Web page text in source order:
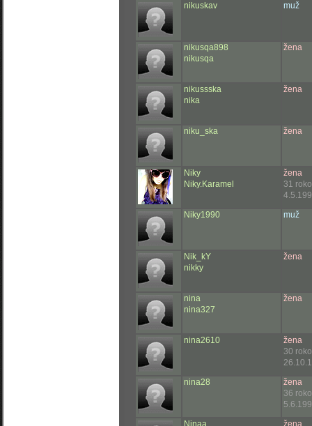
nikuskav muž
nikusqa898
nikusqa
žena
nikussska
nika
žena
niku_ska žena
Niky
Niky.Karamel
žena
31
Niky1990
muž
Nik_kY
nikky
žena
nina
nina327
žena
nina2610
žena
30
nina28
žena
36
Ninaa
žena